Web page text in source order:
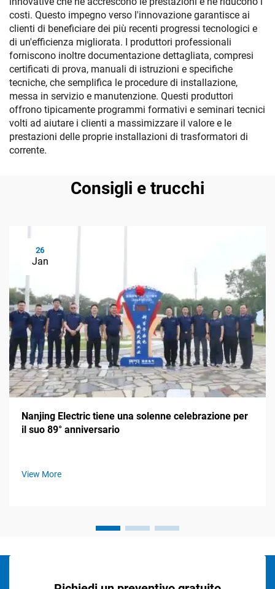
costi. Questo impegno verso l'innovazione garantisce ai
clienti di beneficiare dei più recenti progressi tecnologici e
di un'efficienza migliorata. I produttori professionali
forniscono inoltre documentazione dettagliata, compresi
certificati di prova, manuali di istruzioni e specifiche
tecniche, che semplifica le procedure di installazione,
messa in servizio e manutenzione. Questi produttori
offrono tipicamente programmi formativi e seminari tecnici
volti ad aiutare i clienti a massimizzare il valore e le
prestazioni delle proprie installazioni di trasformatori di
corrente.
Consigli e trucchi
26
Jan
Nanjing Electric tiene una solenne celebrazione per
il suo 89° anniversario
View More